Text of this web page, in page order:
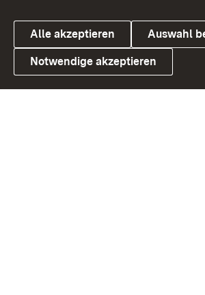
Link zum Landesportal
Alle akzeptieren Auswahl
Notwendige akzeptieren